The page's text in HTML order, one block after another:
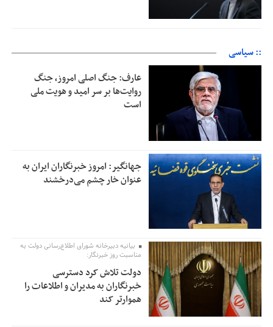
:: سیاسی
عارف: جنگ اصلی امروز، جنگ
روایت‌ها بر سر امید و هویت ملی
است
جهانگیر: امروز خبرنگاران ایران به
عنوان خار چشم می‌درخشند
بیانیه دبیرخانه شورای اطلاع‌رسانی دولت به
مناسبت روز خبرنگار:
دولت تلاش کرد دسترسی
خبرنگاران به مدیران و اطلاعات را
هموارتر کند